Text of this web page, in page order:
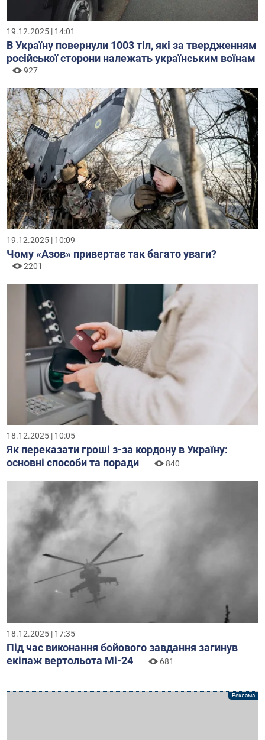
19.12.2025 | 14:01
В Україну повернули 1003 тіл, які за твердженням
російської сторони належать українським воїнам
927
19.12.2025 | 10:09
Чому «Азов» привертає так багато уваги?
2201
18.12.2025 | 10:05
Як переказати гроші з-за кордону в Україну:
основні способи та поради
840
18.12.2025 | 17:35
Під час виконання бойового завдання загинув
екіпаж вертольота Мі-24
681